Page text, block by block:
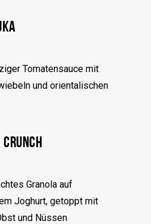
Tomatensauce mit
und orientalischen
Granola auf
Joghurt, getoppt mit
und Nüssen